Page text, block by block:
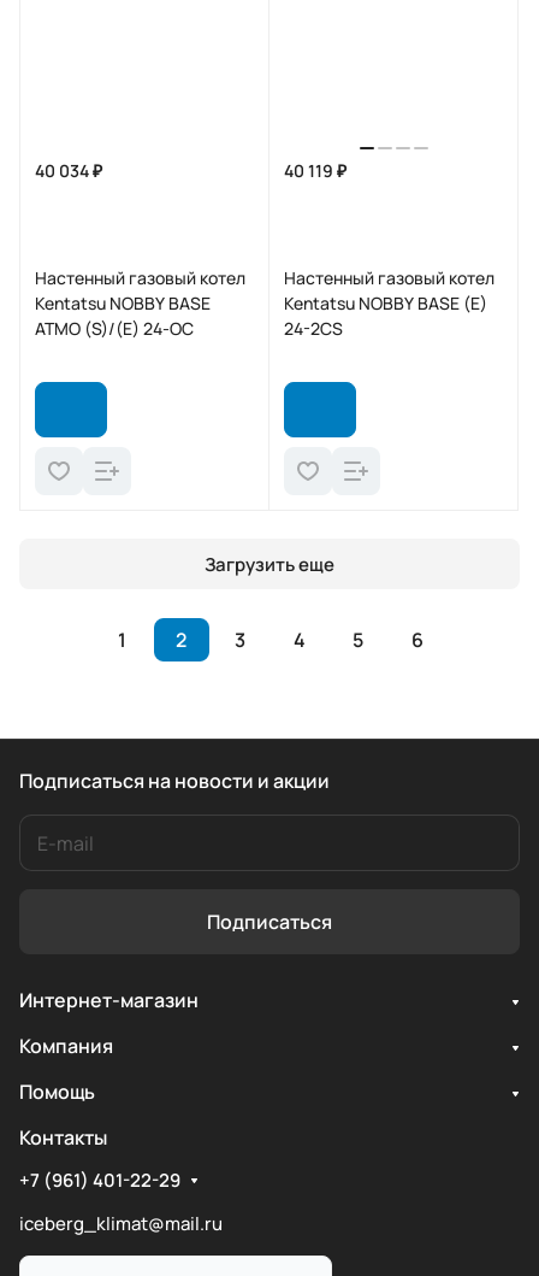
40 034 ₽
Настенный газовый котел
Kentatsu NOBBY BASE
ATMO (S)/(E) 24-OC
40 119 ₽
Настенный газовый котел
Kentatsu NOBBY BASE (E)
24-2CS
Загрузить еще
1 2 3 4 5 6
Подписаться на новости и акции
Подписаться
Интернет-магазин
Компания
Помощь
Контакты
+7 (961) 401-22-29
iceberg_klimat@mail.ru